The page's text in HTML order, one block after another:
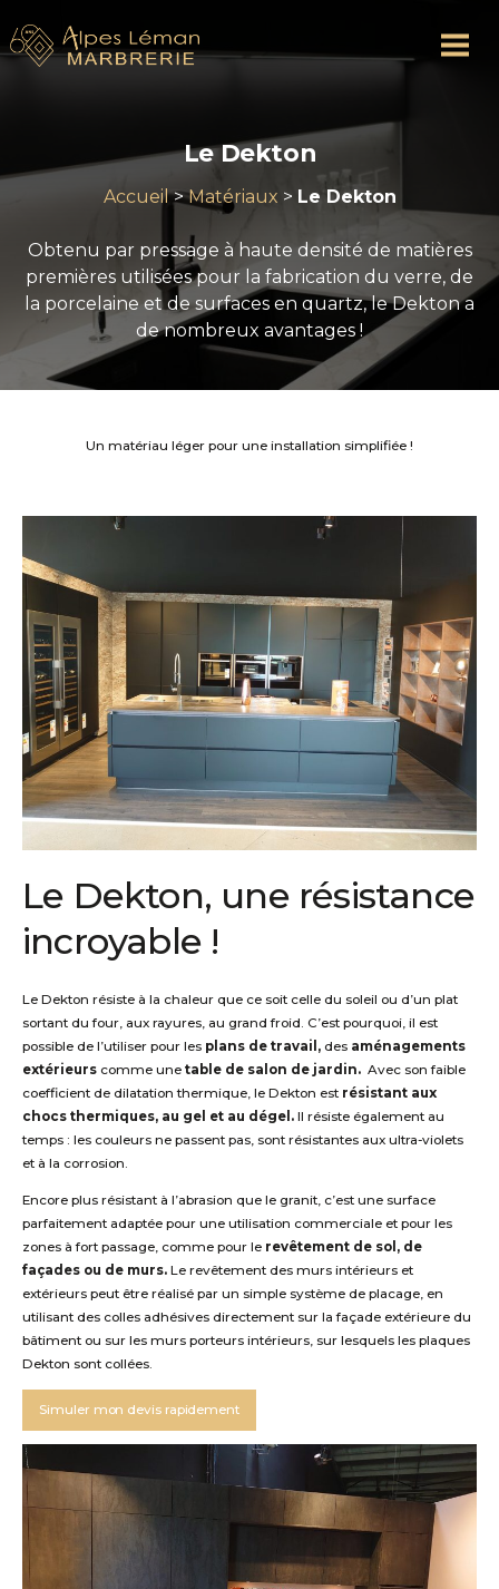
Le Dekton
Accueil>Matériaux > Le Dekton
Obtenu par pressage à haute densité de matières
premières utilisées pour la fabrication du verre, de
la porcelaine et de surfaces en quartz, le Dekton a
de nombreux avantages !
Un matériau léger pour une installation simplifiée !
Le Dekton, une résistance
incroyable !
Le Dekton résiste à la chaleur que ce soit celle du soleil ou d’un plat
sortant du four, aux rayures, au grand froid. C’est pourquoi, il est
possible de l’utiliser pour les plans de travail, des aménagements
extérieurs comme une table de salon de jardin. Avec son faible
coefficient de dilatation thermique, le Dekton est résistant aux
chocs thermiques, au gel et au dégel. Il résiste également au
temps : les couleurs ne passent pas, sont résistantes aux ultra-violets
et à la corrosion.
Encore plus résistant à l’abrasion que le granit, c’est une surface
parfaitement adaptée pour une utilisation commerciale et pour les
zones à fort passage, comme pour le revêtement de sol, de
façades ou de murs. Le revêtement des murs intérieurs et
extérieurs peut être réalisé par un simple système de placage, en
utilisant des colles adhésives directement sur la façade extérieure du
bâtiment ou sur les murs porteurs intérieurs, sur lesquels les plaques
Dekton sont collées.
Simuler mon devis rapidement